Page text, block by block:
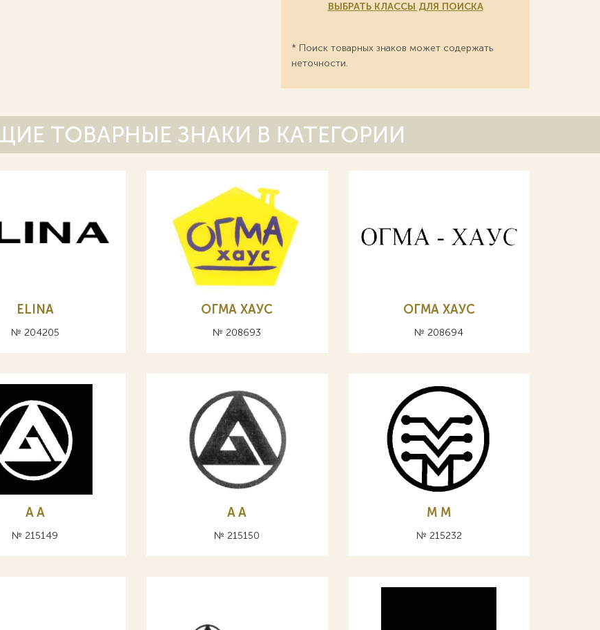
ВЫБРАТЬ КЛАССЫ ДЛЯ ПОИСКА
* Поиск товарных знаков может содержать
неточности.
ТОВАРНЫЕ ЗНАКИ В КАТЕГОРИИ
ELINA
№ 204205
ОГМА ХАУС
№ 208693
ОГМА ХАУС
№ 208694
A А
№ 215149
A А
№ 215150
М M
№ 215232